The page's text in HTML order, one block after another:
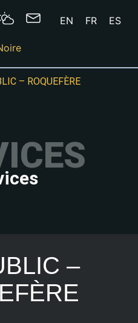
EN FR ES
– ROQUEFÈRE
–